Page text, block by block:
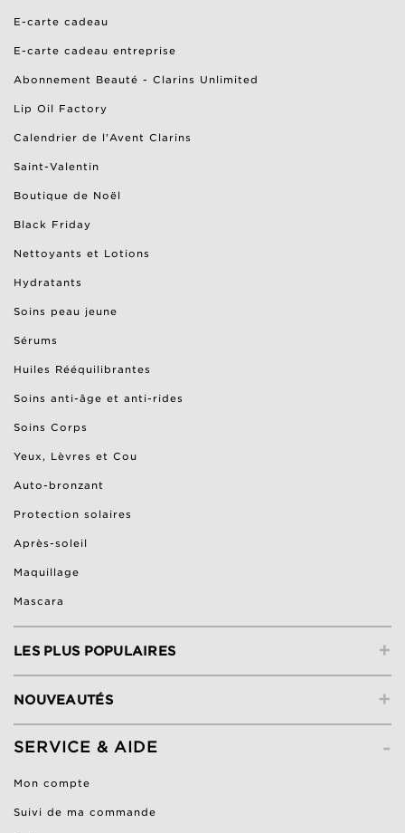
E-carte cadeau
E-carte cadeau entreprise
Abonnement Beauté - Clarins Unlimited
Lip Oil Factory
Calendrier de l'Avent Clarins
Saint-Valentin
Boutique de Noël
Black Friday
Nettoyants et Lotions
Hydratants
Soins peau jeune
Sérums
Huiles Rééquilibrantes
Soins anti-âge et anti-rides
Soins Corps
Yeux, Lèvres et Cou
Auto-bronzant
Protection solaires
Après-soleil
Maquillage
Mascara
+
LES PLUS POPULAIRES
+
NOUVEAUTÉS
-
SERVICE & AIDE
Mon compte
Suivi de ma commande